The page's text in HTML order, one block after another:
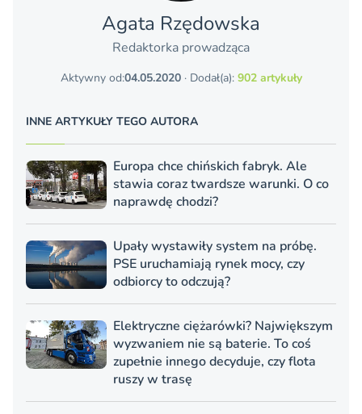
Agata Rzędowska
Redaktorka prowadząca
Aktywny od:04.05.2020· Dodał(a): 902 artykuły
INNE ARTYKUŁY TEGO AUTORA
Europa chce chińskich fabryk. Ale
stawia coraz twardsze warunki. O co
naprawdę chodzi?
Upały wystawiły system na próbę.
PSE uruchamiają rynek mocy, czy
odbiorcy to odczują?
Elektryczne ciężarówki? Największym
wyzwaniem nie są baterie. To coś
zupełnie innego decyduje, czy flota
ruszy w trasę